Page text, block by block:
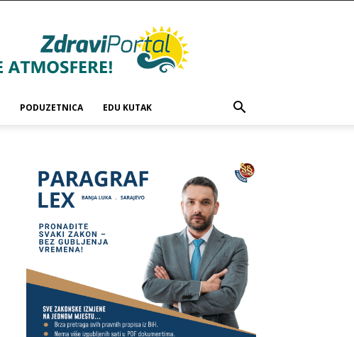
PODUZETNICA EDU KUTAK